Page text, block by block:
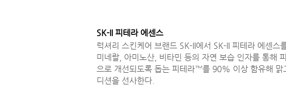
SK-II 피테라 에센스
럭셔리 스킨케어 브랜드 SK-II에서 SK-II 피테라 에센스
미네랄, 아미노산, 비타민 등의 자연 보습 인자를 통해
으로 개선되도록 돕는 피테라™를 90% 이상 함유해 맑
디션을 선사한다.